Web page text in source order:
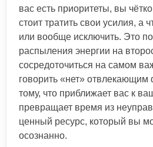
вас есть приоритеты, вы
стоит тратить свои усилия, а
или вообще исключить. Это
распыления энергии на
сосредоточиться на самом
говорить «нет»
тому, что приближает вас к
превращает время из
ценный ресурс, который вы
осознанно.